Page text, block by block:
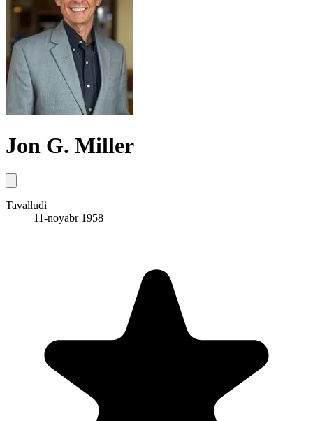
Jon G. Miller
Tavalludi
11-noyabr 1958